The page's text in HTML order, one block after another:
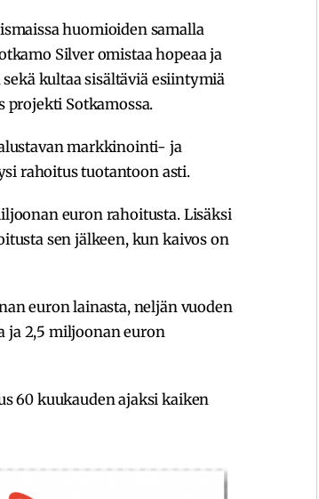
huomioiden samalla
Silver omistaa hopeaa ja
kultaa sisältäviä esiintymiä
projekti Sotkamossa.
markkinointi- ja
rahoitus tuotantoon asti.
euron rahoitusta. Lisäksi
sen jälkeen, kun kaivos on
euron lainasta, neljän vuoden
ja 2,5 miljoonan euron
60 kuukauden ajaksi kaiken